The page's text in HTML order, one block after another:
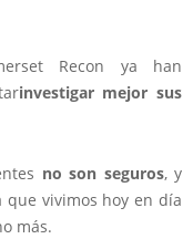
Recon ya han
investigar mejor sus
no son seguros, y
que vivimos hoy en día
más.